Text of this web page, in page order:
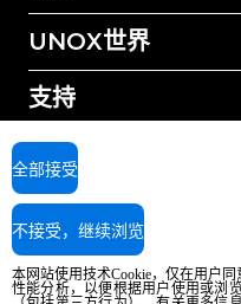
所有配件
手动清洗清洁剂
树脂过滤水处理
反渗透水处理
UNOX世界
我们在全球的办事处
支持
UNOX质保
查找经销商
查找服务中心
版权所有2026 UNOX SpA保留所
AI Content Disclaimer
本网站使用技术Cookie，仅在用户
性能分析，以便根据用户使用或浏
全部接受
不接受，继续浏览